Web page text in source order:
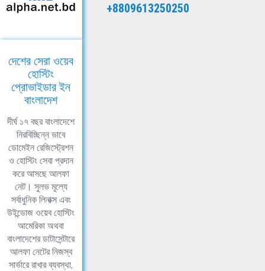
+8809613250250
দেশের সেরা ওয়েব
হোস্টিং
প্রোভাইডার ইন
বাংলাদেশ
দীর্ঘ ১৭ বছর বাংলাদেশে
নিরবিচ্ছিন্ন ভাবে
ডোমেইন রেজিস্ট্রেশন
ও হোস্টিং সেবা প্রদান
করে আসছে আলফা
নেট। সুলভ মূল্যে
সর্বাধুনিক লিনাক্স এবং
উইন্ডোজ ওয়েব হোস্টিং
আমেরিকা অথবা
বাংলাদেশের ডাটাসেন্টারে
আলফা নেটের নিজস্ব
সার্ভারে রাখার ব্যবস্থা,